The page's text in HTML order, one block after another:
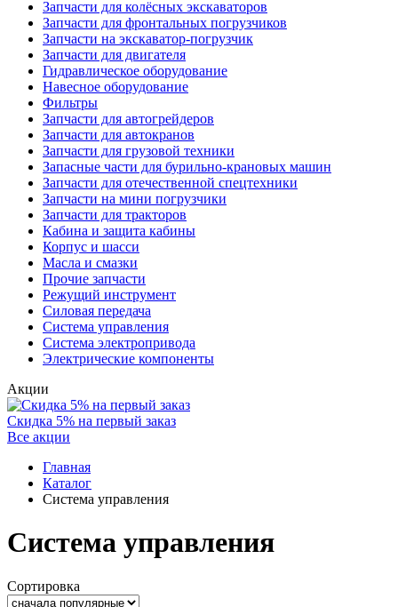
Запчасти для колёсных экскаваторов
Запчасти для фронтальных погрузчиков
Запчасти на экскаватор-погрузчик
Запчасти для двигателя
Гидравлическое оборудование
Навесное оборудование
Фильтры
Запчасти для автогрейдеров
Запчасти для автокранов
Запчасти для грузовой техники
Запасные части для бурильно-крановых машин
Запчасти для отечественной спецтехники
Запчасти на мини погрузчики
Запчасти для тракторов
Кабина и защита кабины
Корпус и шасси
Масла и смазки
Прочие запчасти
Режущий инструмент
Силовая передача
Система управления
Система электропривода
Электрические компоненты
Акции
Скидка 5% на первый заказ
Все акции
Главная
Каталог
Система управления
Система управления
Сортировка